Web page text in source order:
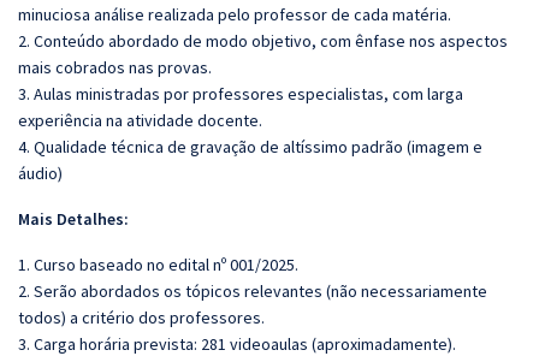
minuciosa análise realizada pelo professor de cada matéria.
2. Conteúdo abordado de modo objetivo, com ênfase nos aspectos
mais cobrados nas provas.
3. Aulas ministradas por professores especialistas, com larga
experiência na atividade docente.
4. Qualidade técnica de gravação de altíssimo padrão (imagem e
áudio)
Mais Detalhes:
1. Curso baseado no edital nº 001/2025.
2. Serão abordados os tópicos relevantes (não necessariamente
todos) a critério dos professores.
3. Carga horária prevista: 281 videoaulas (aproximadamente).